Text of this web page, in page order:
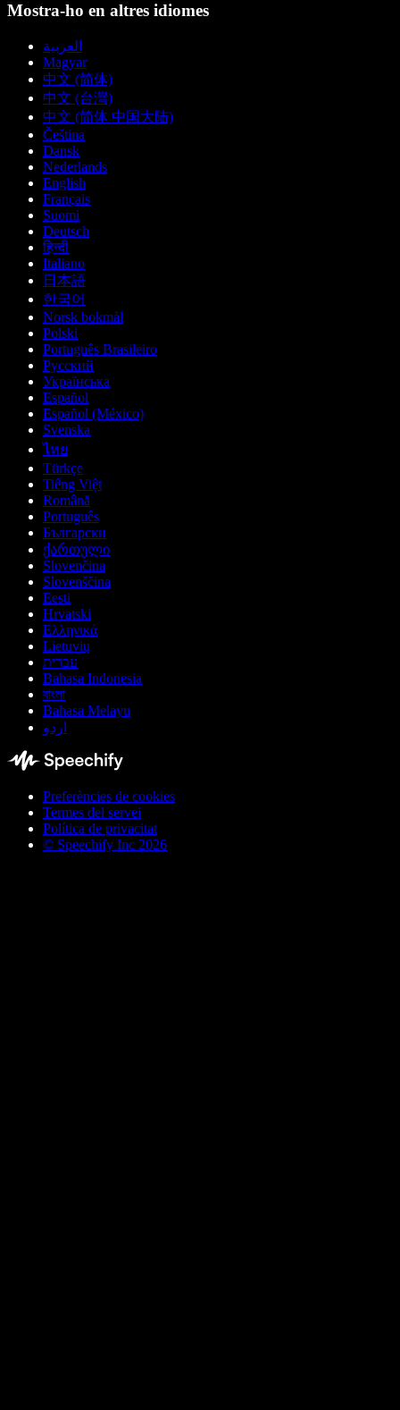
Mostra-ho en altres idiomes
العربية
Magyar
中文 (简体)
中文 (台灣)
中文 (简体 中国大陆)
Čeština
Dansk
Nederlands
English
Français
Suomi
Deutsch
हिन्दी
Italiano
日本語
한국어
Norsk bokmål
Polski
Português Brasileiro
Русский
Українська
Español
Español (México)
Svenska
ไทย
Türkçe
Tiếng Việt
Română
Português
Български
ქართული
Slovenčina
Slovenščina
Eesti
Hrvatski
Ελληνικά
Lietuvių
עברית
Bahasa Indonesia
বাংলা
Bahasa Melayu
اردو
Preferències de cookies
Termes del servei
Política de privacitat
© Speechify Inc 2026